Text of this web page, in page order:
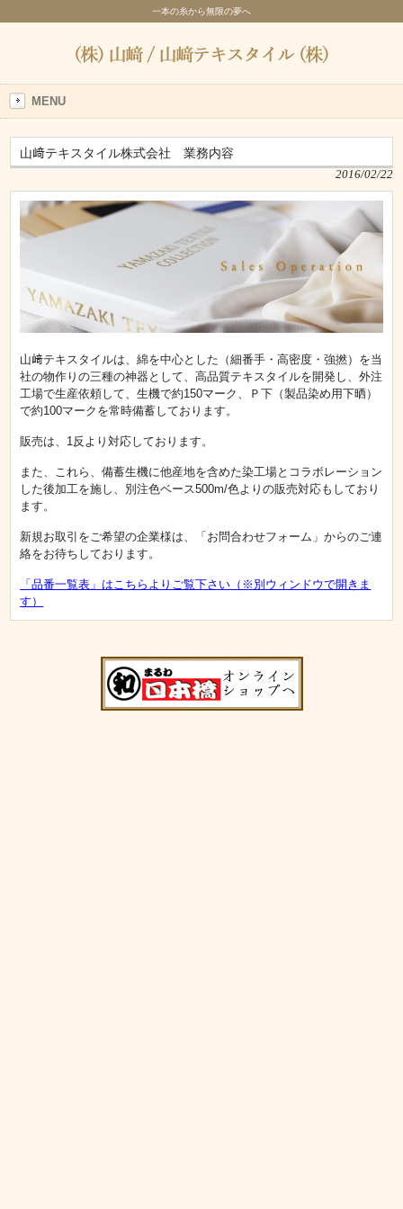
一本の糸から無限の夢へ
MENU
山﨑テキスタイル株式会社 業務内容
2016/02/22
山﨑テキスタイルは、綿を中心とした（細番手・高密度・強撚）を当
社の物作りの三種の神器として、高品質テキスタイルを開発し、外注
工場で生産依頼して、生機で約150マーク、Ｐ下（製品染め用下晒）
で約100マークを常時備蓄しております。
販売は、1反より対応しております。
また、これら、備蓄生機に他産地を含めた染工場とコラボレーション
した後加工を施し、別注色ベース500m/色よりの販売対応もしており
ます。
新規お取引をご希望の企業様は、「お問合わせフォーム」からのご連
絡をお待ちしております。
「品番一覧表」はこちらよりご覧下さい（※別ウィンドウで開きま
す）